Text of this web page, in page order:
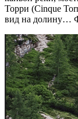
Торри (Cinque
вид на долину…